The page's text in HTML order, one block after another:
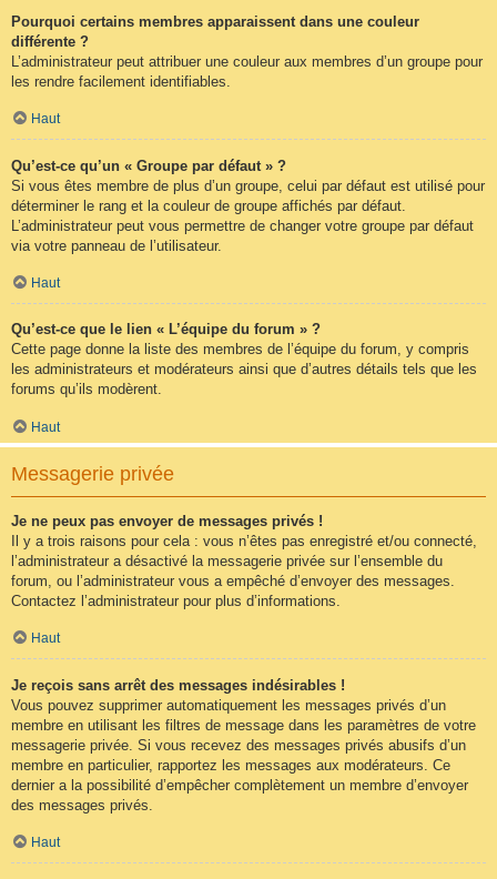
Pourquoi certains membres apparaissent dans une couleur
différente ?
L’administrateur peut attribuer une couleur aux membres d’un groupe pour
les rendre facilement identifiables.
Haut
Qu’est-ce qu’un « Groupe par défaut » ?
Si vous êtes membre de plus d’un groupe, celui par défaut est utilisé pour
déterminer le rang et la couleur de groupe affichés par défaut.
L’administrateur peut vous permettre de changer votre groupe par défaut
via votre panneau de l’utilisateur.
Haut
Qu’est-ce que le lien « L’équipe du forum » ?
Cette page donne la liste des membres de l’équipe du forum, y compris
les administrateurs et modérateurs ainsi que d’autres détails tels que les
forums qu’ils modèrent.
Haut
Messagerie privée
Je ne peux pas envoyer de messages privés !
Il y a trois raisons pour cela : vous n’êtes pas enregistré et/ou connecté,
l’administrateur a désactivé la messagerie privée sur l’ensemble du
forum, ou l’administrateur vous a empêché d’envoyer des messages.
Contactez l’administrateur pour plus d’informations.
Haut
Je reçois sans arrêt des messages indésirables !
Vous pouvez supprimer automatiquement les messages privés d’un
membre en utilisant les filtres de message dans les paramètres de votre
messagerie privée. Si vous recevez des messages privés abusifs d’un
membre en particulier, rapportez les messages aux modérateurs. Ce
dernier a la possibilité d’empêcher complètement un membre d’envoyer
des messages privés.
Haut